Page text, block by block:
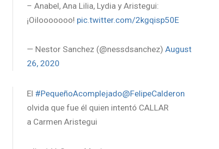
– Anabel, Ana Lilia, Lydia y Aristegui:
¡Oilooooooo! pic.twitter.com/2kgqisp50E
— Nestor Sanchez (@nessdsanchez) August
26, 2020
El #PequeñoAcomplejado@FelipeCalderon
olvida que fue él quien intentó CALLAR
a Carmen Aristegui